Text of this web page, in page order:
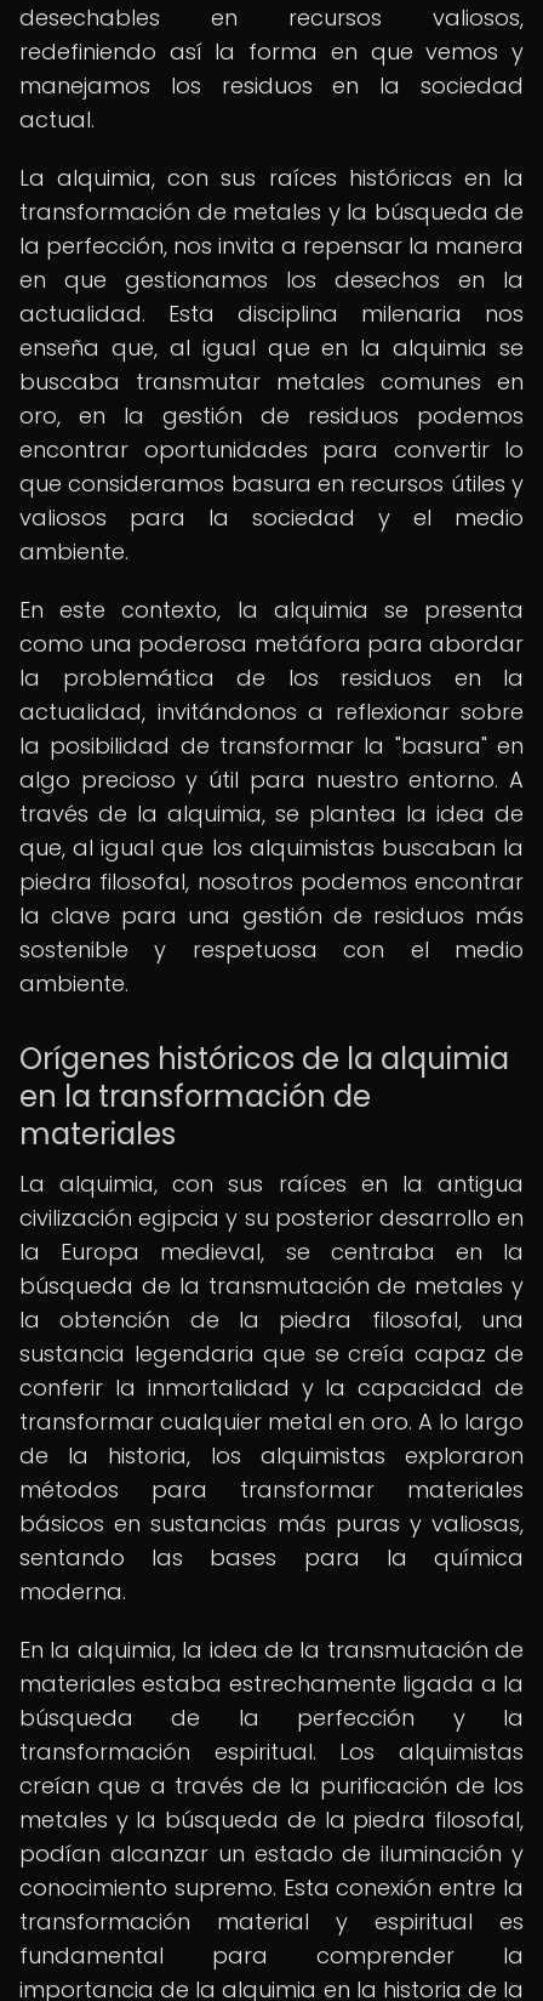
desechables en recursos valiosos,
redefiniendo así la forma en que vemos y
manejamos los residuos en la sociedad
actual.
La alquimia, con sus raíces históricas en la
transformación de metales y la búsqueda de
la perfección, nos invita a repensar la manera
en que gestionamos los desechos en la
actualidad. Esta disciplina milenaria nos
enseña que, al igual que en la alquimia se
buscaba transmutar metales comunes en
oro, en la gestión de residuos podemos
encontrar oportunidades para convertir lo
que consideramos basura en recursos útiles y
valiosos para la sociedad y el medio
ambiente.
En este contexto, la alquimia se presenta
como una poderosa metáfora para abordar
la problemática de los residuos en la
actualidad, invitándonos a reflexionar sobre
la posibilidad de transformar la "basura" en
algo precioso y útil para nuestro entorno. A
través de la alquimia, se plantea la idea de
que, al igual que los alquimistas buscaban la
piedra filosofal, nosotros podemos encontrar
la clave para una gestión de residuos más
sostenible y respetuosa con el medio
ambiente.
Orígenes históricos de la alquimia
en la transformación de
materiales
La alquimia, con sus raíces en la antigua
civilización egipcia y su posterior desarrollo en
la Europa medieval, se centraba en la
búsqueda de la transmutación de metales y
la obtención de la piedra filosofal, una
sustancia legendaria que se creía capaz de
conferir la inmortalidad y la capacidad de
transformar cualquier metal en oro. A lo largo
de la historia, los alquimistas exploraron
métodos para transformar materiales
básicos en sustancias más puras y valiosas,
sentando las bases para la química
moderna.
En la alquimia, la idea de la transmutación de
materiales estaba estrechamente ligada a la
búsqueda de la perfección y la
transformación espiritual. Los alquimistas
creían que a través de la purificación de los
metales y la búsqueda de la piedra filosofal,
podían alcanzar un estado de iluminación y
conocimiento supremo. Esta conexión entre la
transformación material y espiritual es
fundamental para comprender la
importancia de la alquimia en la historia de la